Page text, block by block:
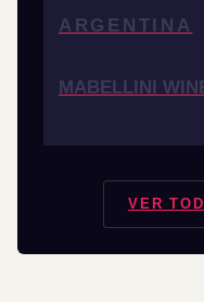
ARGENTINA
MABELLINI
VER